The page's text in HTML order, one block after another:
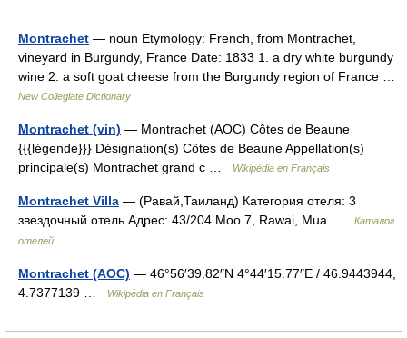
Montrachet — noun Etymology: French, from Montrachet,
vineyard in Burgundy, France Date: 1833 1. a dry white burgundy
wine 2. a soft goat cheese from the Burgundy region of France …
New Collegiate Dictionary
Montrachet (vin) — Montrachet (AOC) Côtes de Beaune
{{{légende}}} Désignation(s) Côtes de Beaune Appellation(s)
principale(s) Montrachet grand c …
Wikipédia en Français
Montrachet Villa — (Равай,Таиланд) Категория отеля: 3
звездочный отель Адрес: 43/204 Moo 7, Rawai, Mua …
Каталог
отелей
Montrachet (AOC) — 46°56′39.82″N 4°44′15.77″E / 46.9443944,
4.7377139 …
Wikipédia en Français